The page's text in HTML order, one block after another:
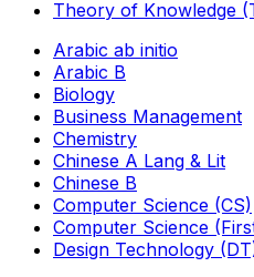
Theory of Knowledge
Arabic ab initio
Arabic B
Biology
Business Management
Chemistry
Chinese A Lang & Lit
Chinese B
Computer Science (CS)
Computer Science
Design Technology